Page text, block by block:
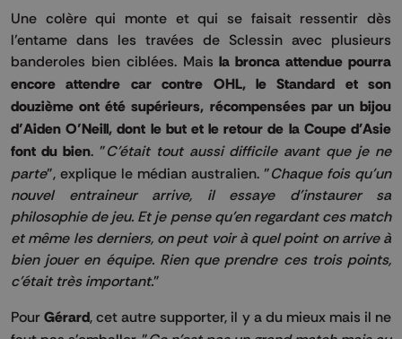
Une colère qui monte et qui se faisait ressentir dès
l’entame dans les travées de Sclessin avec plusieurs
banderoles bien ciblées. Maisla bronca attendue pourra
encore attendre car contre OHL, le Standard et son
douzième ont été supérieurs, récompensées par un bijou
d’Aiden O’Neill, dont le but et le retour de la Coupe d'Asie
font du bien. "C'était tout aussi difficile avant que je ne
parte", explique le médian australien. "Chaque fois qu'un
nouvel entraineur arrive, il essaye d'instaurer sa
philosophie de jeu. Et je pense qu'en regardant ces match
et même les derniers, on peut voir à quel point on arrive à
bien jouer en équipe. Rien que prendre ces trois points,
c'était très important."
PourGérard, cet autre supporter, il y a du mieux mais il ne